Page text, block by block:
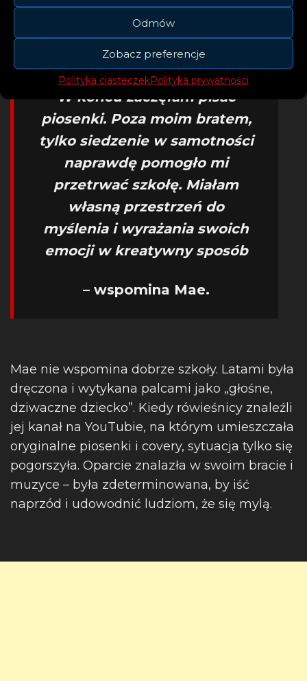
Odmów
Zobacz preferencje
Polityka ciasteczekPolityka prywatności
czegoś, co pomogłoby mi to
wszystko uwolnić: judo, jazda
na nartach, jazda na rowerze…
Próbowałam tak wielu rzeczy!
W końcu zaczęłam pisać
piosenki. Poza moim bratem,
tylko siedzenie w samotności
naprawdę pomogło mi
przetrwać szkołę. Miałam
własną przestrzeń do
myślenia i wyrażania swoich
emocji w kreatywny sposób
– wspomina Mae.
Mae nie wspomina dobrze szkoły. Latami była
dręczona i wytykana palcami jako „głośne,
dziwaczne dziecko”. Kiedy rówieśnicy znaleźli
jej kanał na YouTubie, na którym umieszczała
oryginalne piosenki i covery, sytuacja tylko się
pogorszyła. Oparcie znalazła w swoim bracie i
muzyce – była zdeterminowana, by iść
naprzód i udowodnić ludziom, że się mylą.